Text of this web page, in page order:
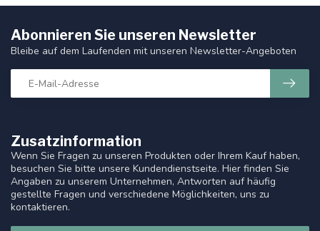
Zusatzinformation
Wenn Sie Fragen zu unseren Produkten oder Ihrem Kauf haben,
besuchen Sie bitte unsere Kundendienstseite. Hier finden Sie
Angaben zu unserem Unternehmen, Antworten auf häufig
gestellte Fragen und verschiedene Möglichkeiten, uns zu
kontaktieren.
Abonnieren Sie unseren Newsletter
Bleibe auf dem Laufenden mit unseren Newsletter-Angeboten